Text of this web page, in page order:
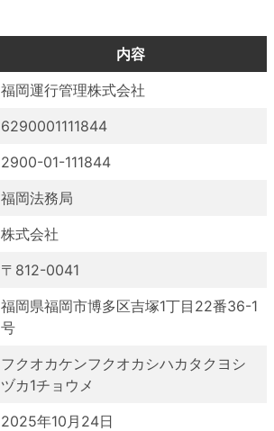
内容
福岡運行管理株式会社
6290001111844
2900-01-111844
福岡法務局
株式会社
〒812-0041
福岡県福岡市博多区吉塚1丁目22番36-1
号
フクオカケンフクオカシハカタクヨシ
ヅカ1チョウメ
2025年10月24日